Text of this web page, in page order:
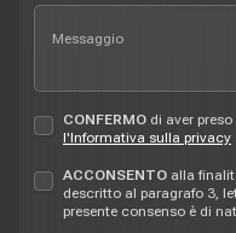
CONFERMO di aver
l'Informativa sulla privacy
ACCONSENTO alla
descritto al paragrafo 3,
presente consenso è di